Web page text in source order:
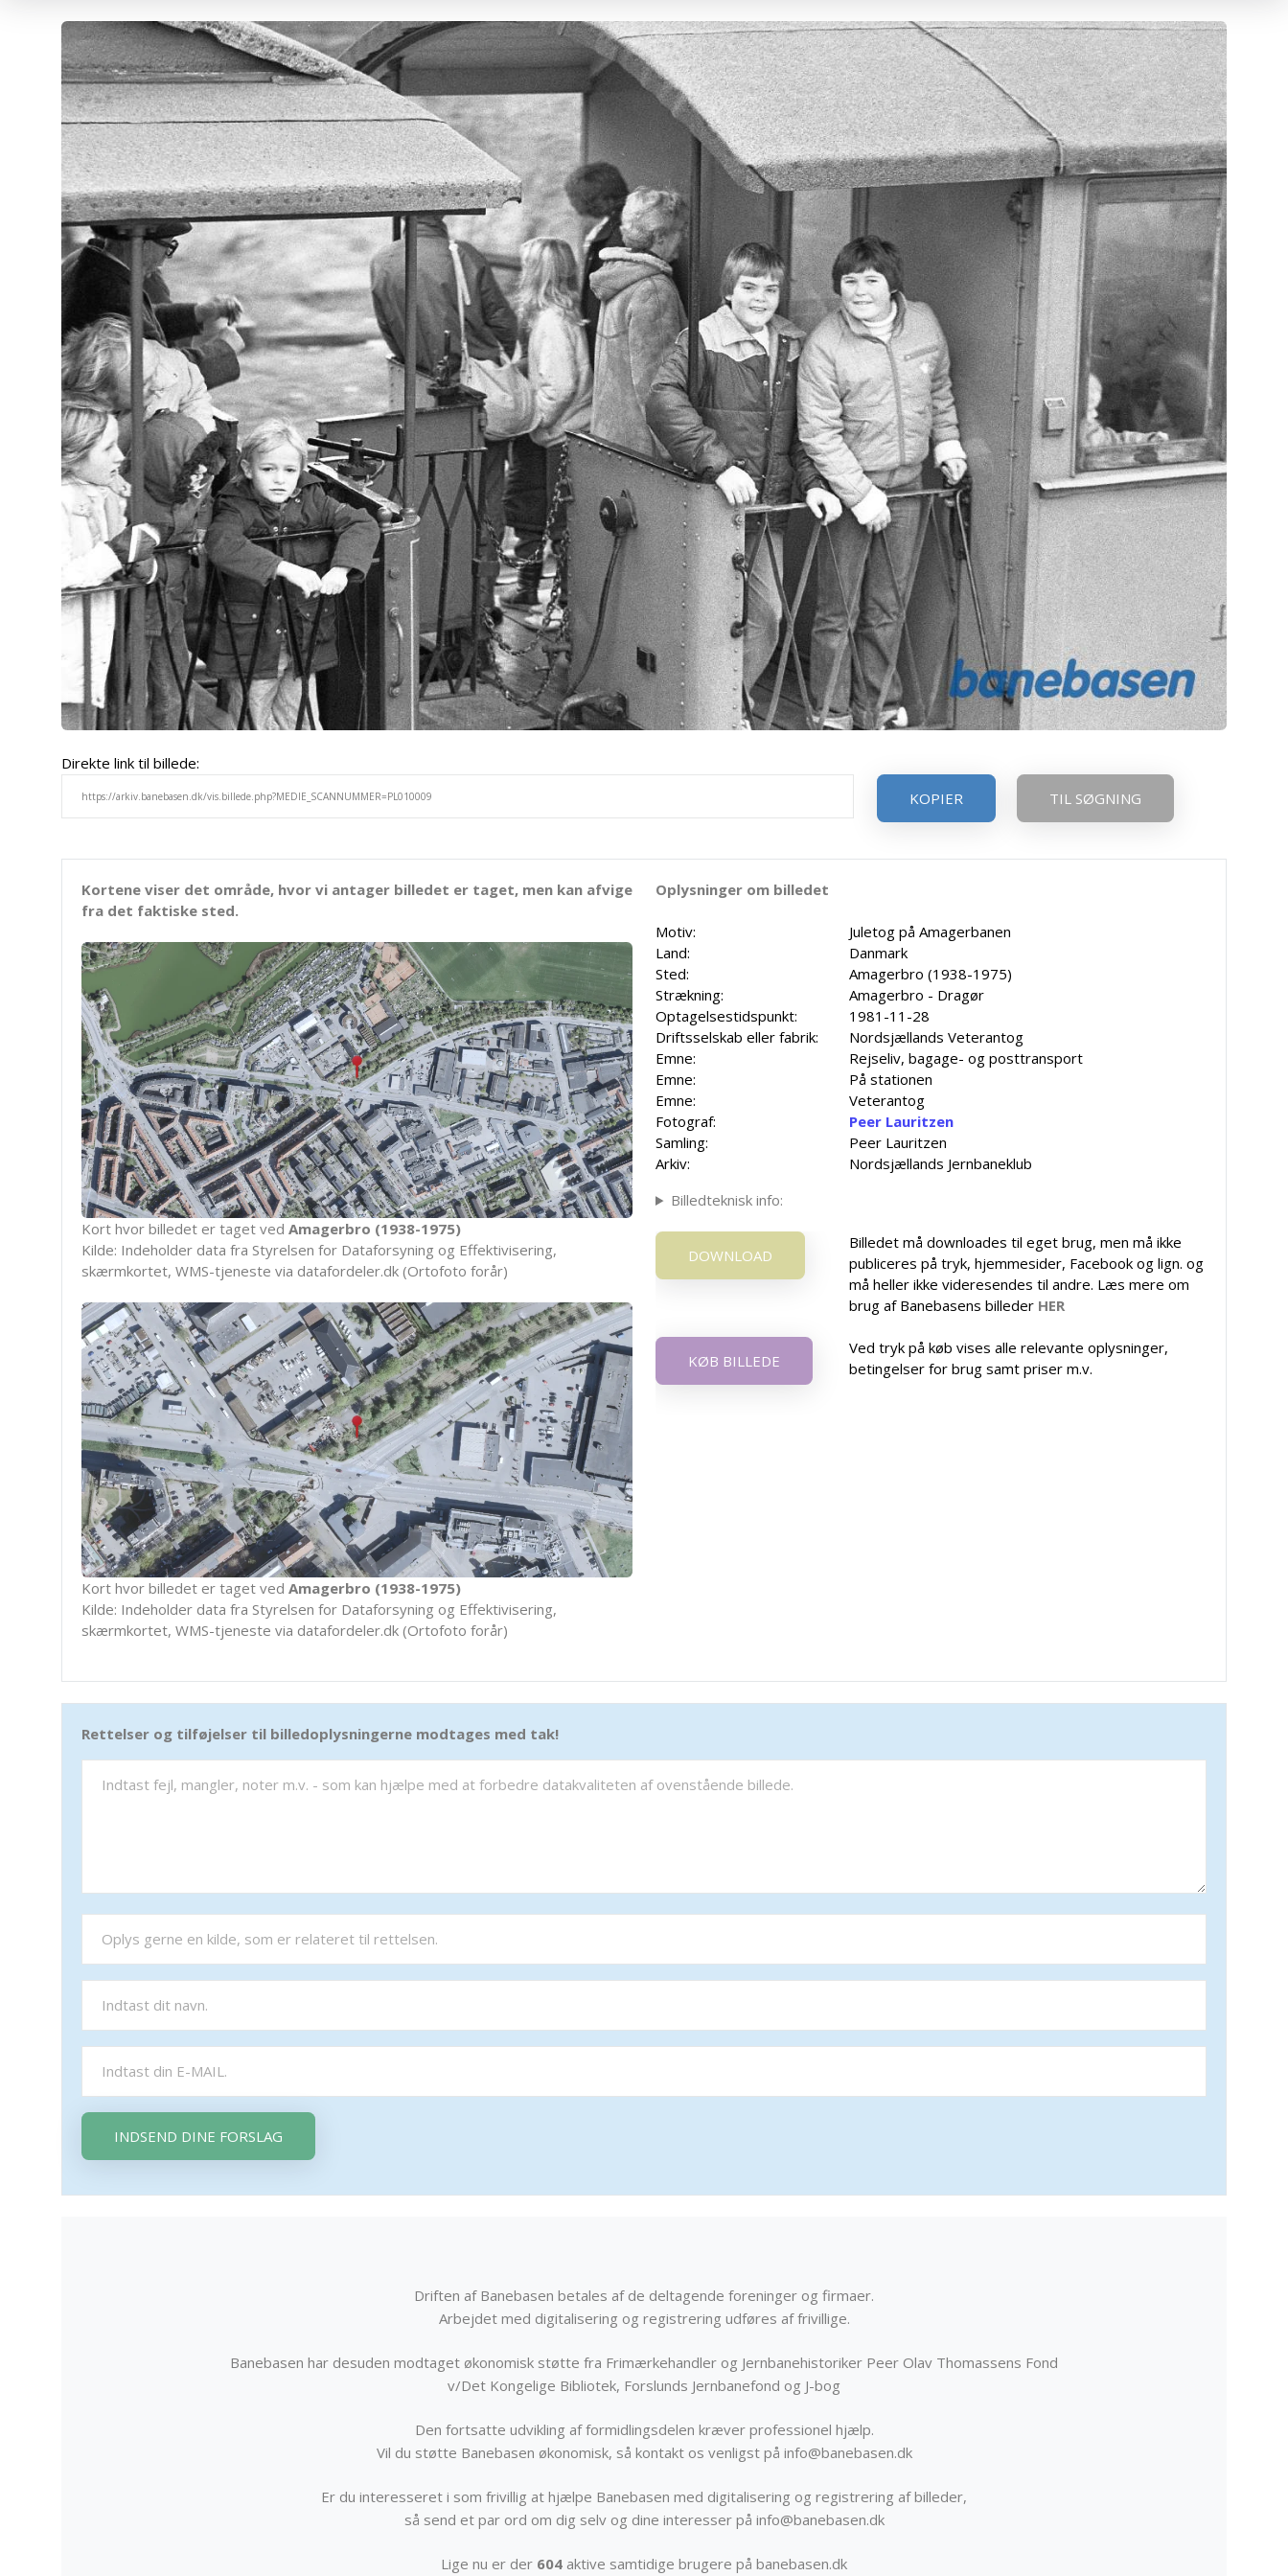
Direkte link til billede:
KOPIER
TIL SØGNING
Kortene viser det område, hvor vi antager billedet er taget, men kan afvige
fra det faktiske sted.
Kort hvor billedet er taget ved Amagerbro (1938-1975)
Kilde: Indeholder data fra Styrelsen for Dataforsyning og Effektivisering,
skærmkortet, WMS-tjeneste via datafordeler.dk (Ortofoto forår)
Kort hvor billedet er taget ved Amagerbro (1938-1975)
Kilde: Indeholder data fra Styrelsen for Dataforsyning og Effektivisering,
skærmkortet, WMS-tjeneste via datafordeler.dk (Ortofoto forår)
Oplysninger om billedet
Motiv:
Juletog på Amagerbanen
Land:
Danmark
Sted:
Amagerbro (1938-1975)
Strækning:
Amagerbro - Dragør
Optagelsestidspunkt:
1981-11-28
Driftsselskab eller fabrik:
Nordsjællands Veterantog
Emne:
Rejseliv, bagage- og posttransport
Emne:
På stationen
Emne:
Veterantog
Fotograf:
Peer Lauritzen
Samling:
Peer Lauritzen
Arkiv:
Nordsjællands Jernbaneklub
Billedteknisk info:
DOWNLOAD
Billedet må downloades til eget brug, men må ikke
publiceres på tryk, hjemmesider, Facebook og lign. og
må heller ikke videresendes til andre. Læs mere om
brug af Banebasens billeder HER
KØB BILLEDE
Ved tryk på køb vises alle relevante oplysninger,
betingelser for brug samt priser m.v.
Rettelser og tilføjelser til billedoplysningerne modtages med tak!
INDSEND DINE FORSLAG
Driften af Banebasen betales af de deltagende foreninger og firmaer.
Arbejdet med digitalisering og registrering udføres af frivillige.
Banebasen har desuden modtaget økonomisk støtte fra Frimærkehandler og Jernbanehistoriker Peer Olav Thomassens Fond
v/Det Kongelige Bibliotek, Forslunds Jernbanefond og J-bog
Den fortsatte udvikling af formidlingsdelen kræver professionel hjælp.
Vil du støtte Banebasen økonomisk, så kontakt os venligst på info@banebasen.dk
Er du interesseret i som frivillig at hjælpe Banebasen med digitalisering og registrering af billeder,
så send et par ord om dig selv og dine interesser på info@banebasen.dk
Lige nu er der 604 aktive samtidige brugere på banebasen.dk